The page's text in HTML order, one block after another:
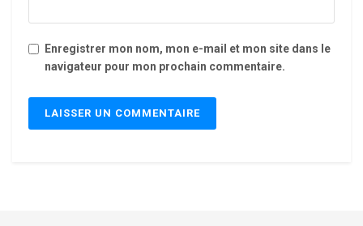
Enregistrer mon nom, mon e-mail et mon site dans le
navigateur pour mon prochain commentaire.